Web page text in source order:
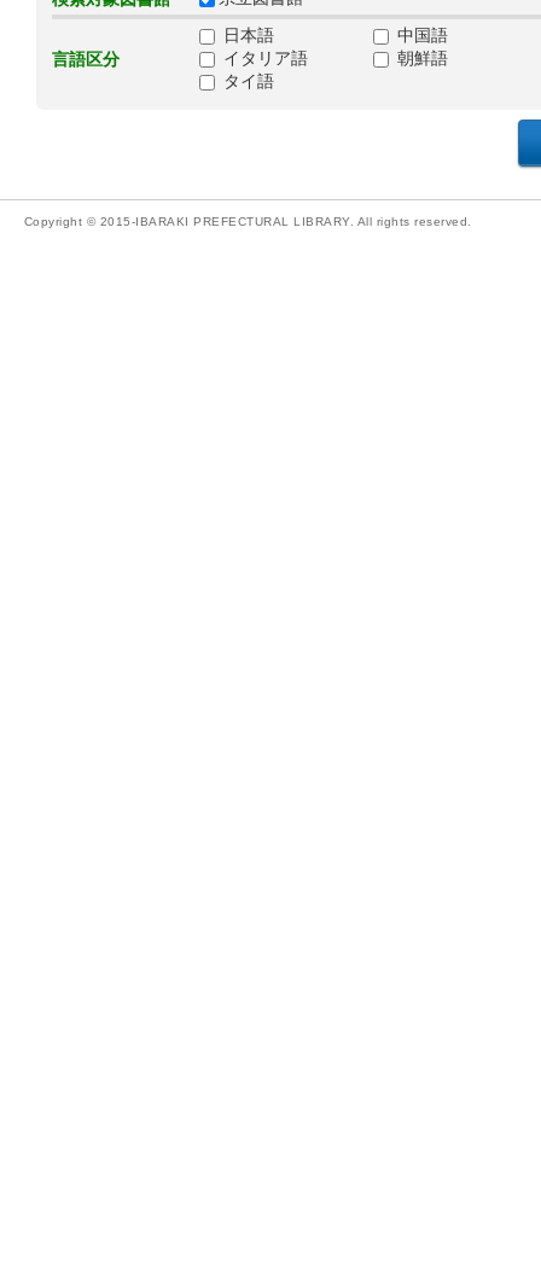
言語区分
日本語
中国語
イタリア語
朝鮮語
タイ語
Copyright © 2015-IBARAKI PREFECTURAL LIBRARY. All rights reserved.